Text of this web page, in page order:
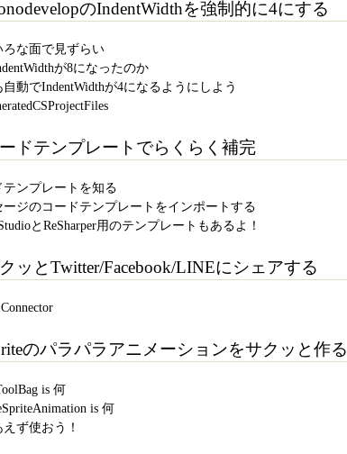
のIndentWidthを強制的に4にする
な面で見ずらい
が8になったのか
動でIndentWidthが4になるようにしよう
ドテンプレートでらくらく補完
ンプレートを知る
ジのコードテンプレートをインポートする
とReSharper用のテンプレートもあるよ！
とTwitter/Facebook/LINEにシェアする
のパラパラアニメーションをサクッと作る
is 何
is 何
ず使おう！